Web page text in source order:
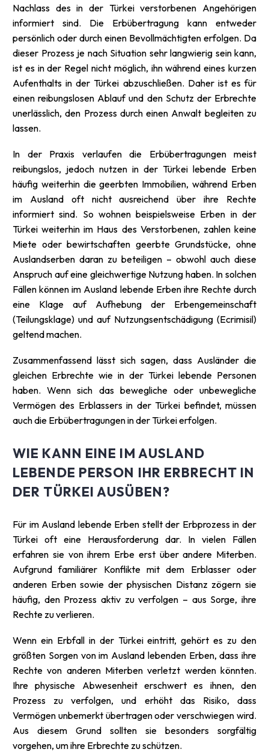
Nachlass des in der Türkei verstorbenen Angehörigen
informiert sind. Die Erbübertragung kann entweder
persönlich oder durch einen Bevollmächtigten erfolgen. Da
dieser Prozess je nach Situation sehr langwierig sein kann,
ist es in der Regel nicht möglich, ihn während eines kurzen
Aufenthalts in der Türkei abzuschließen. Daher ist es für
einen reibungslosen Ablauf und den Schutz der Erbrechte
unerlässlich, den Prozess durch einen Anwalt begleiten zu
lassen.
In der Praxis verlaufen die Erbübertragungen meist
reibungslos, jedoch nutzen in der Türkei lebende Erben
häufig weiterhin die geerbten Immobilien, während Erben
im Ausland oft nicht ausreichend über ihre Rechte
informiert sind. So wohnen beispielsweise Erben in der
Türkei weiterhin im Haus des Verstorbenen, zahlen keine
Miete oder bewirtschaften geerbte Grundstücke, ohne
Auslands­erben daran zu beteiligen – obwohl auch diese
Anspruch auf eine gleichwertige Nutzung haben. In solchen
Fällen können im Ausland lebende Erben ihre Rechte durch
eine Klage auf Aufhebung der Erbengemeinschaft
(Teilungsklage) und auf Nutzungsentschädigung (Ecrimisil)
geltend machen.
Zusammenfassend lässt sich sagen, dass Ausländer die
gleichen Erbrechte wie in der Türkei lebende Personen
haben. Wenn sich das bewegliche oder unbewegliche
Vermögen des Erblassers in der Türkei befindet, müssen
auch die Erbübertragungen in der Türkei erfolgen.
WIE KANN EINE IM AUSLAND
LEBENDE PERSON IHR ERBRECHT IN
DER TÜRKEI AUSÜBEN?
Für im Ausland lebende Erben stellt der Erbprozess in der
Türkei oft eine Herausforderung dar. In vielen Fällen
erfahren sie von ihrem Erbe erst über andere Miterben.
Aufgrund familiärer Konflikte mit dem Erblasser oder
anderen Erben sowie der physischen Distanz zögern sie
häufig, den Prozess aktiv zu verfolgen – aus Sorge, ihre
Rechte zu verlieren.
Wenn ein Erbfall in der Türkei eintritt, gehört es zu den
größten Sorgen von im Ausland lebenden Erben, dass ihre
Rechte von anderen Miterben verletzt werden könnten.
Ihre physische Abwesenheit erschwert es ihnen, den
Prozess zu verfolgen, und erhöht das Risiko, dass
Vermögen unbemerkt übertragen oder verschwiegen wird.
Aus diesem Grund sollten sie besonders sorgfältig
vorgehen, um ihre Erbrechte zu schützen.